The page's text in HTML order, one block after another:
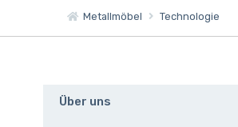
Metallmöbel Technologie
Über uns